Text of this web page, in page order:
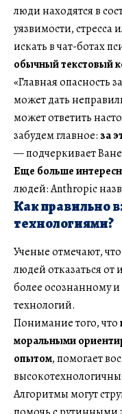
люди находятся в
уязвимости,
искать в чат-ботах
обычный текстовый
«Главная опасность
может дать
может ответить
забудем главное: за
— подчеркивает
Еще больше
людей: Anthropic
Как правильно
технологиями?
Ученые отмечают,
людей отказаться
более осознанному
технологий.
Понимание того, что
моральными
опытом, помогает
Алгоритмы могут